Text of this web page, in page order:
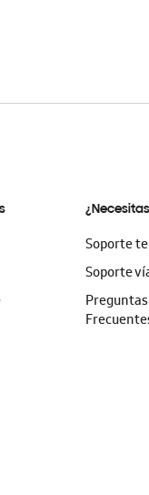
Soporte
Soporte
Preguntas